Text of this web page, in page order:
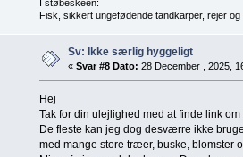
I støbeskeen:
Fisk, sikkert ungefødende tandkarper, rejer
Sv: Ikke særlig hyggeligt
« Svar #8 Dato: 28 December , 2025,
Hej
Tak for din ulejlighed med at finde link
De fleste kan jeg dog desværre ikke
med mange store træer, buske, blomster